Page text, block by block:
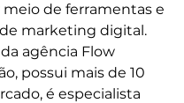
de ferramentas e
marketing digital.
agência Flow
possui mais de 10
é especialista